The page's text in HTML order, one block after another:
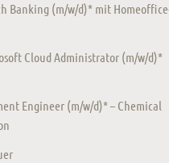
Banking (m/w/d)* mit
Cloud Administrator (m/w/d)*
Engineer (m/w/d)* – Chemical